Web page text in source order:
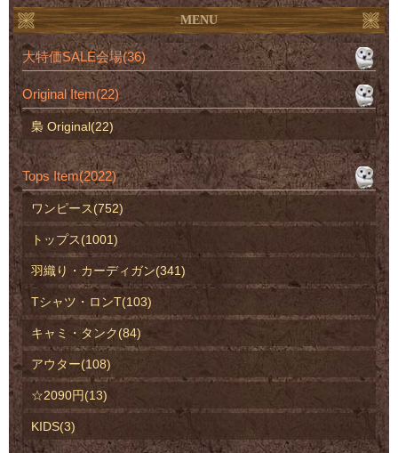
MENU
大特価SALE会場(36)
Original Item(22)
梟 Original(22)
Tops Item(2022)
ワンピース(752)
トップス(1001)
羽織り・カーディガン(341)
Tシャツ・ロンT(103)
キャミ・タンク(84)
アウター(108)
☆2090円(13)
KIDS(3)